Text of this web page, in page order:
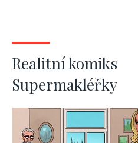
Realitní komiks
Supermakléřky